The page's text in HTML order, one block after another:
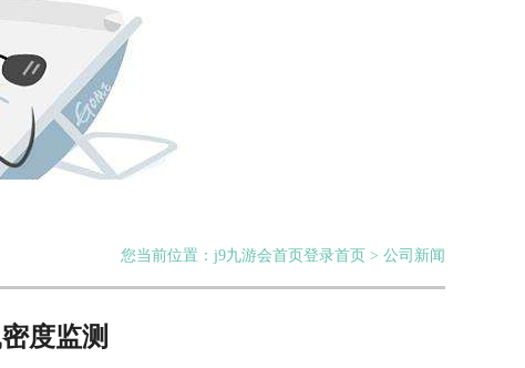
您当前位置：j9九游会首页登录首页 > 公司新闻
度监测